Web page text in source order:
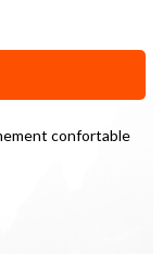
confortable